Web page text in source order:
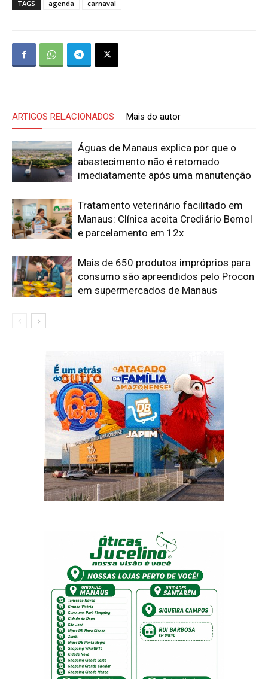
TAGS agenda carnaval
ARTIGOS RELACIONADOS Mais do autor
Águas de Manaus explica por que o
abastecimento não é retomado
imediatamente após uma manutenção
Tratamento veterinário facilitado em
Manaus: Clínica aceita Crediário Bemol
e parcelamento em 12x
Mais de 650 produtos impróprios para
consumo são apreendidos pelo Procon
em supermercados de Manaus